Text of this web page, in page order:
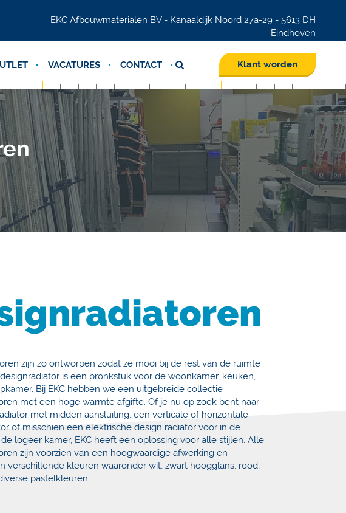
EKC Afbouwmaterialen BV - Kanaaldijk Noord 27a-29 - 5613 DH
Eindhoven
VACATURES CONTACT Klant worden
zijn zo ontworpen zodat ze mooi bij de rest van de ruimte
is een pronkstuk voor de woonkamer, keuken,
Bij EKC hebben we een uitgebreide collectie
met een hoge warmte afgifte. Of je nu op zoek bent naar
met midden aansluiting, een verticale of horizontale
of misschien een elektrische design radiator voor in de
logeer kamer, EKC heeft een oplossing voor alle stijlen. Alle
zijn voorzien van een hoogwaardige afwerking en
verschillende kleuren waaronder wit, zwart hoogglans, rood,
pastelkleuren.